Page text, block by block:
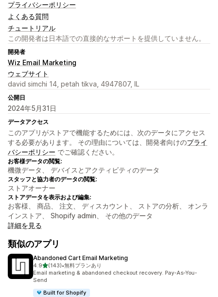
プライバシーポリシー
よくある質問
チュートリアル
この開発者は日本語での直接的なサポートを提供していません。
開発者
Wiz Email Marketing
ウェブサイト
david simchi 14, petah tikva, 4947807, IL
公開日
2024年5月31日
データアクセス
このアプリがストアで機能するためには、次のデータにアクセス
する必要があります。 その理由については、開発者向けのプライ
バシーポリシー でご確認ください。
お客様データの閲覧:
機微データ、 デバイスとアクティビティのデータ
スタッフと協力者のデータの閲覧:
ストアオーナー
ストアデータを表示および編集:
お客様、 商品、 注文、 ディスカウント、 ストアの分析、 オンラ
インストア、 Shopify admin、 その他のデータ
詳細を見る
類似のアプリ
Abandoned Cart Email Marketing
4.95つ星中
(143)
合計レビュー数：143件
•無料プランあり
Email marketing & abandoned checkout recovery. Pay-As-You-
Send
Built for Shopify